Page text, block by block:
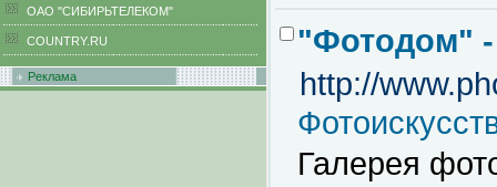
ОАО "СИБИРЬТЕЛЕКОМ"
COUNTRY.RU
Реклама
"Фотодом" -
http://
Галерея